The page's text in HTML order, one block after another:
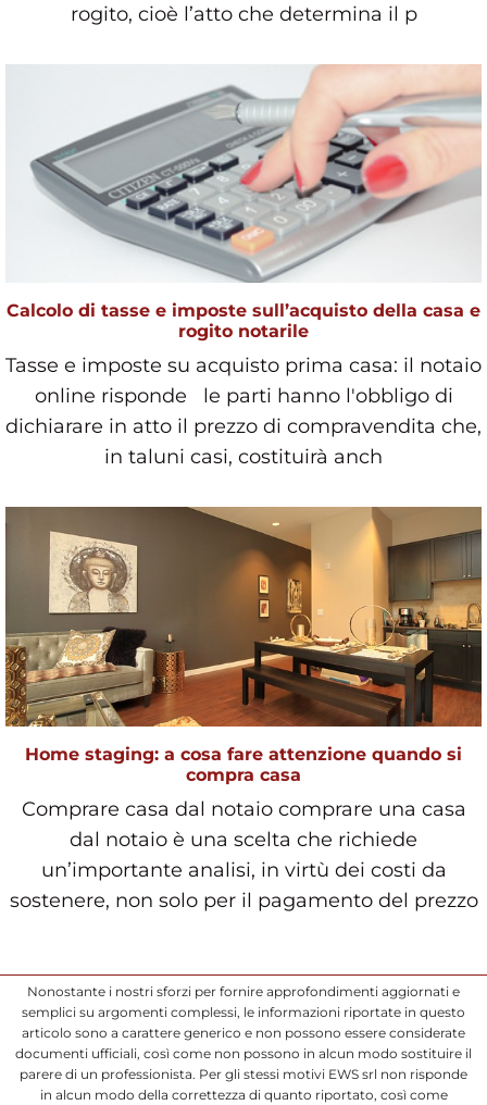
rogito, cioè l’atto che determina il p
Calcolo di tasse e imposte sull’acquisto della casa e
rogito notarile
Tasse e imposte su acquisto prima casa: il notaio
online risponde le parti hanno l'obbligo di
dichiarare in atto il prezzo di compravendita che,
in taluni casi, costituirà anch
Home staging: a cosa fare attenzione quando si
compra casa
Comprare casa dal notaio comprare una casa
dal notaio è una scelta che richiede
un’importante analisi, in virtù dei costi da
sostenere, non solo per il pagamento del prezzo
Nonostante i nostri sforzi per fornire approfondimenti aggiornati e
semplici su argomenti complessi, le informazioni riportate in questo
articolo sono a carattere generico e non possono essere considerate
documenti ufficiali, così come non possono in alcun modo sostituire il
parere di un professionista. Per gli stessi motivi EWS srl non risponde
in alcun modo della correttezza di quanto riportato, così come